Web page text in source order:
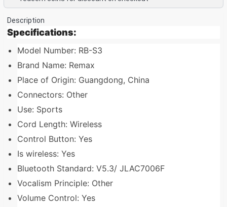
Description
Specifications:
Model Number: RB-S3
Brand Name: Remax
Place of Origin: Guangdong, China
Connectors: Other
Use: Sports
Cord Length: Wireless
Control Button: Yes
Is wireless: Yes
Bluetooth Standard: V5.3/ JLAC7006F
Vocalism Principle: Other
Volume Control: Yes